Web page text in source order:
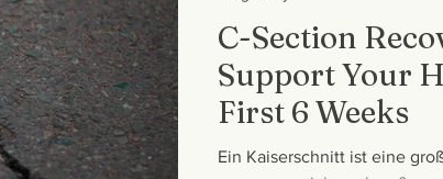
C-Section
Support Your
First 6 Weeks
Ein Kaiserschnitt ist eine